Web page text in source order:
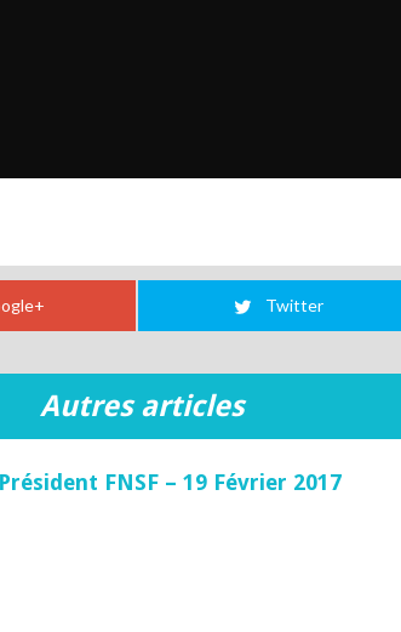
Twitter
Autres articles
FNSF – 19 Février 2017